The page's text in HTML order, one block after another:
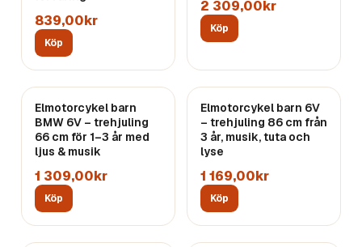
839,00kr
Köp
2 309,00kr
Köp
Elmotorcykel barn
BMW 6V – trehjuling
66 cm för 1–3 år med
ljus & musik
1 309,00kr
Köp
Elmotorcykel barn 6V
– trehjuling 86 cm från
3 år, musik, tuta och
lyse
1 169,00kr
Köp